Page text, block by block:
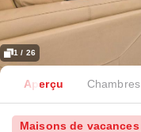
1 / 26
Aperçu Chambres
Maisons de vacances